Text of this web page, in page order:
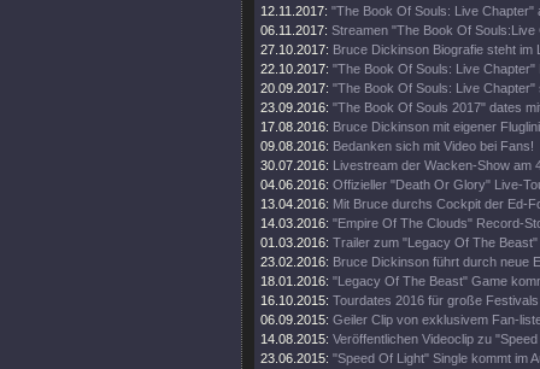
12.11.2017: "The Book Of Souls: Live Chapter"
06.11.2017: Streamen "The Book Of Souls:Live
27.10.2017: Bruce Dickinson Biografie steht im
22.10.2017: "The Book Of Souls: Live Chapter"
20.09.2017: "The Book Of Souls: Live Chapter"
23.09.2016: "The Book Of Souls 2017" dates
17.08.2016: Bruce Dickinson mit eigener
09.08.2016: Bedanken sich mit Video bei Fans!
30.07.2016: Livestream der Wacken-Show am
04.06.2016: Offizieller "Death Or Glory" Live-
13.04.2016: Mit Bruce durchs Cockpit der Ed-
14.03.2016: "Empire Of The Clouds" Record-
01.03.2016: Trailer zum "Legacy Of The Beast"
23.02.2016: Bruce Dickinson führt durch neue
18.01.2016: "Legacy Of The Beast" Game
16.10.2015: Tourdates 2016 für große
06.09.2015: Geiler Clip von exklusivem Fan-
14.08.2015: Veröffentlichen Videoclip zu
23.06.2015: "Speed Of Light" Single kommt im